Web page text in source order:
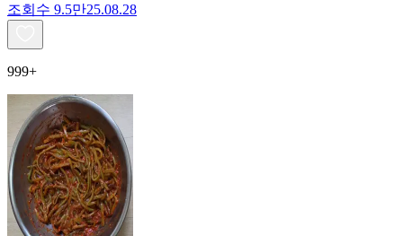
조회수 9.5만25.08.28
999+